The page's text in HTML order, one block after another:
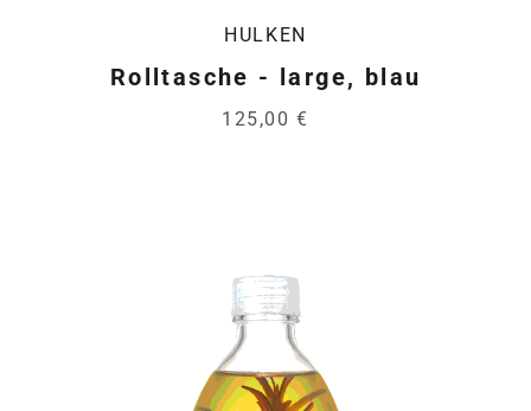
HULKEN
Rolltasche - large, blau
125,00 €